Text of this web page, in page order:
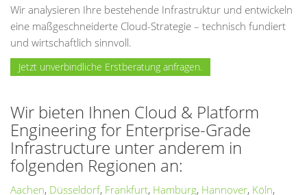
Wir analysieren Ihre bestehende Infrastruktur und entwickeln
eine maßgeschneiderte Cloud-Strategie – technisch fundiert
und wirtschaftlich sinnvoll.
Jetzt unverbindliche Erstberatung anfragen.
Wir bieten Ihnen Cloud & Platform
Engineering for Enterprise-Grade
Infrastructure unter anderem in
folgenden Regionen an:
Aachen, Düsseldorf, Frankfurt, Hamburg, Hannover, Köln,